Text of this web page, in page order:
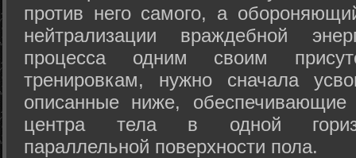
против него самого, а
нейтрализации враждебной
процесса одним своим
тренировкам, нужно сначала
описанные ниже, обеспечивающие
центра тела в одной
параллельной поверхности пола.